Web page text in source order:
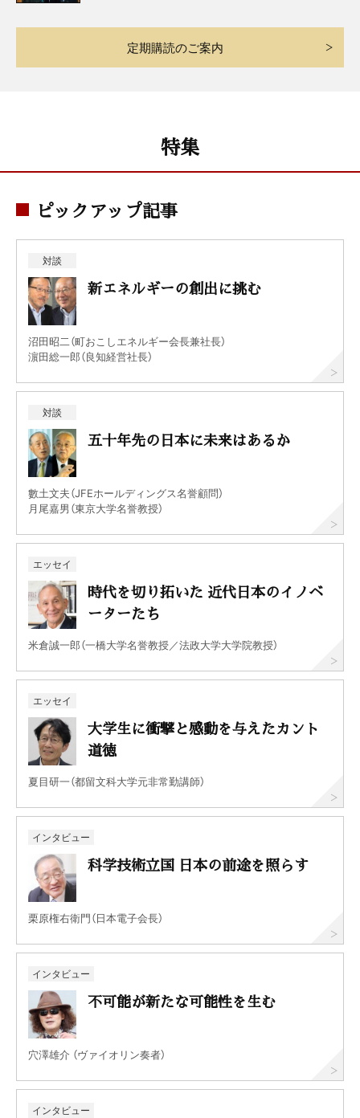
定期購読のご案内
特集
ピックアップ記事
対談
新エネルギーの創出に挑む
沼田昭二（町おこしエネルギー会長兼社長）
濵田総一郎（良知経営社長）
対談
五十年先の日本に未来はあるか
數土文夫（JFEホールディングス名誉顧問）
月尾嘉男（東京大学名誉教授）
エッセイ
時代を切り拓いた 近代日本のイノベ
ーターたち
米倉誠一郎（一橋大学名誉教授／法政大学大学院教授）
エッセイ
大学生に衝撃と感動を与えたカント
道徳
夏目研一（都留文科大学元非常勤講師）
インタビュー
科学技術立国 日本の前途を照らす
栗原権右衛門（日本電子会長）
インタビュー
不可能が新たな可能性を生む
穴澤雄介 （ヴァイオリン奏者）
インタビュー